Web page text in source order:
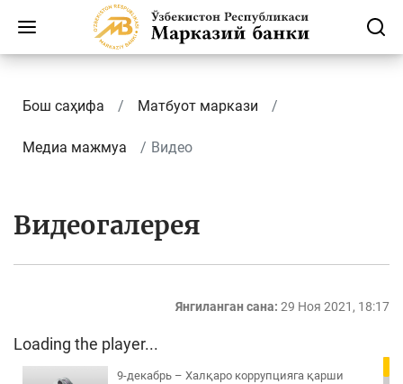
Бош саҳифа Матбуот маркази
Медиа мажмуа Видео
Видеогалерея
Янгиланган сана: 29 Ноя 2021, 18:17
Loading the player...
9-декабрь – Халқаро коррупцияга қарши